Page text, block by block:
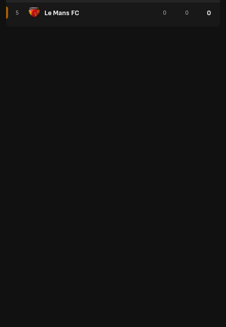
5 Le Mans FC 0 0 0